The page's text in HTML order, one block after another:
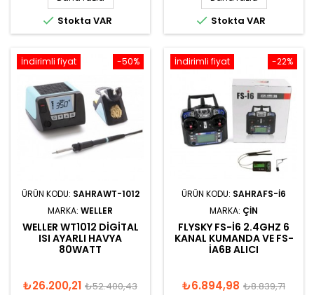
 Stokta VAR  Stokta VAR
-50%
İndirimli fiyat
ÜRÜN KODU: SAHRAWT-1012
MARKA: WELLER
WELLER WT1012 DIGITAL
ISI AYARLI HAVYA
80WATT
₺26.200,21 ₺52.400,43
-22%
İndirimli fiyat
ÜRÜN KODU: SAHRAFS-I6
MARKA: ÇIN
FLYSKY FS-I6 2.4GHZ 6
KANAL KUMANDA VE FS-
IA6B ALICI
₺6.894,98 ₺8.839,71